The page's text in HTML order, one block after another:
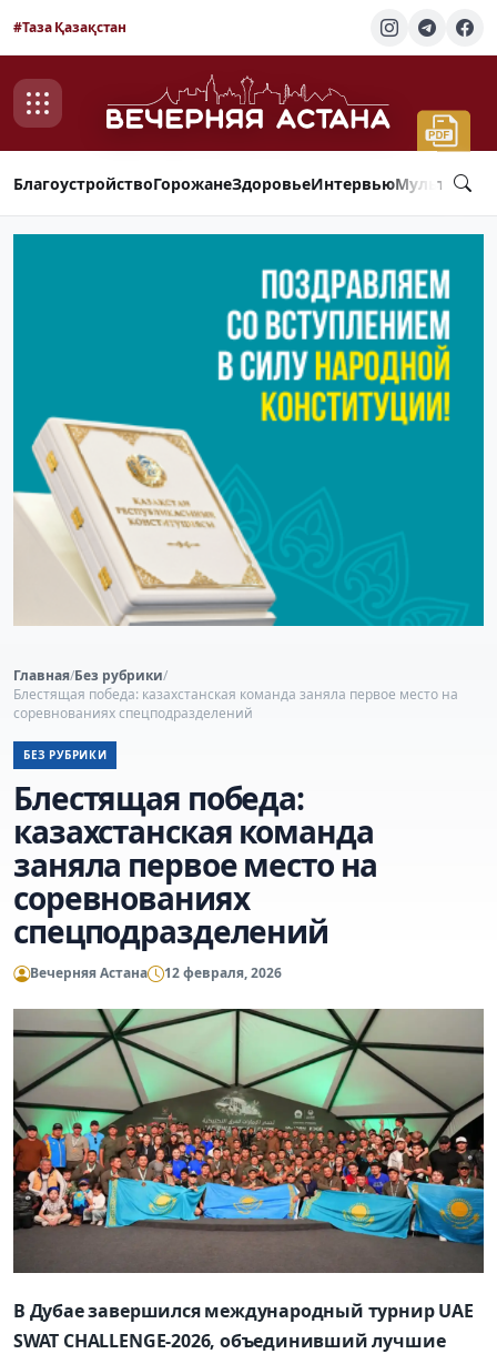
#Таза Қазақстан
БлагоустройствоГорожанеЗдоровьеИнтервью
Главная/Без рубрики/
Блестящая победа: казахстанская команда заняла первое место на
соревнованиях спецподразделений
БЕЗ РУБРИКИ
Блестящая победа:
казахстанская команда
заняла первое место на
соревнованиях
спецподразделений
Вечерняя Астана 12 февраля, 2026
В Дубае завершился международный турнир UAE
SWAT CHALLENGE-2026, объединивший лучшие